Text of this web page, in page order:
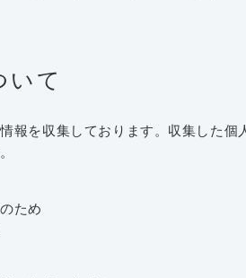
いて
報を収集しております。収集した
ため